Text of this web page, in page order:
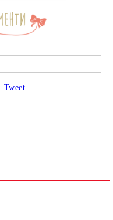
Tweet